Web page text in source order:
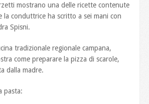
mostrano una delle ricette contenute
la conduttrice ha scritto a sei mani con
Spisni.
tradizionale regionale campana,
come preparare la pizza di scarole,
dalla madre.
pasta: